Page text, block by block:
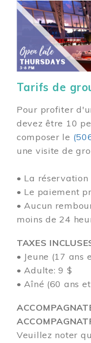
Image
Tarifs de
Pour profiter
devez être 10
composer le
une visite de
• La réservation
• Le paiement
• Aucun
moins de 24
TAXES
• Jeune (17 ans
• Adulte: 9 $
• Aîné (60 ans
Veuillez noter